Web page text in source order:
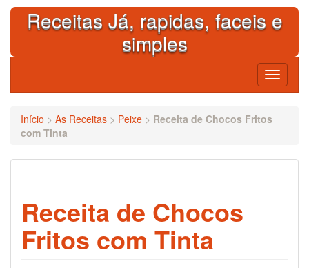
Skip
contentReceitas Já, rapidas, faceis e
simples
Toggle
Início > As Receitas > Peixe > Receita de Chocos Fritos
com Tinta
Receita de Chocos
Fritos com Tinta